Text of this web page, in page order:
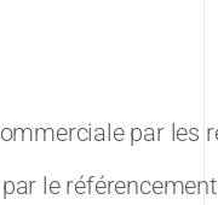
par les
le référencement